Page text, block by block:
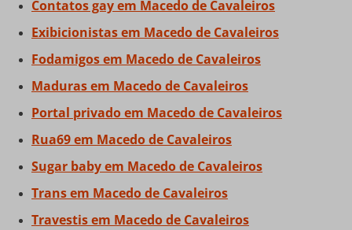
Contatos gay em Macedo de Cavaleiros
Exibicionistas em Macedo de Cavaleiros
Fodamigos em Macedo de Cavaleiros
Maduras em Macedo de Cavaleiros
Portal privado em Macedo de Cavaleiros
Rua69 em Macedo de Cavaleiros
Sugar baby em Macedo de Cavaleiros
Trans em Macedo de Cavaleiros
Travestis em Macedo de Cavaleiros